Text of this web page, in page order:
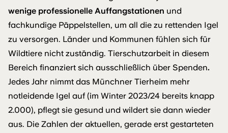
wenige professionelle Auffangstationen und
fachkundige Päppelstellen, um all die zu rettenden Igel
zu versorgen. Länder und Kommunen fühlen sich für
Wildtiere nicht zuständig. Tierschutzarbeit in diesem
Bereich finanziert sich ausschließlich über Spenden.
Jedes Jahr nimmt das Münchner Tierheim mehr
notleidende Igel auf (im Winter 2023/24 bereits knapp
2.000), pflegt sie gesund und wildert sie dann wieder
aus. Die Zahlen der aktuellen, gerade erst gestarteten